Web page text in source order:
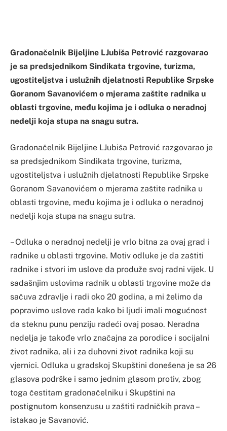
Gradonačelnik Bijeljine LJubiša Petrović razgovarao
je sa predsjednikom Sindikata trgovine, turizma,
ugostiteljstva i uslužnih djelatnosti Republike Srpske
Goranom Savanovićem o mjerama zaštite radnika u
oblasti trgovine, među kojima je i odluka o neradnoj
nedelji koja stupa na snagu sutra.
Gradonačelnik Bijeljine LJubiša Petrović razgovarao je
sa predsjednikom Sindikata trgovine, turizma,
ugostiteljstva i uslužnih djelatnosti Republike Srpske
Goranom Savanovićem o mjerama zaštite radnika u
oblasti trgovine, među kojima je i odluka o neradnoj
nedelji koja stupa na snagu sutra.
– Odluka o neradnoj nedelji je vrlo bitna za ovaj grad i
radnike u oblasti trgovine. Motiv odluke je da zaštiti
radnike i stvori im uslove da produže svoj radni vijek. U
sadašnjim uslovima radnik u oblasti trgovine može da
sačuva zdravlje i radi oko 20 godina, a mi želimo da
popravimo uslove rada kako bi ljudi imali mogućnost
da steknu punu penziju radeći ovaj posao. Neradna
nedelja je takođe vrlo značajna za porodice i socijalni
život radnika, ali i za duhovni život radnika koji su
vjernici. Odluka u gradskoj Skupštini donešena je sa 26
glasova podrške i samo jednim glasom protiv, zbog
toga čestitam gradonačelniku i Skupštini na
postignutom konsenzusu u zaštiti radničkih prava –
istakao je Savanović.